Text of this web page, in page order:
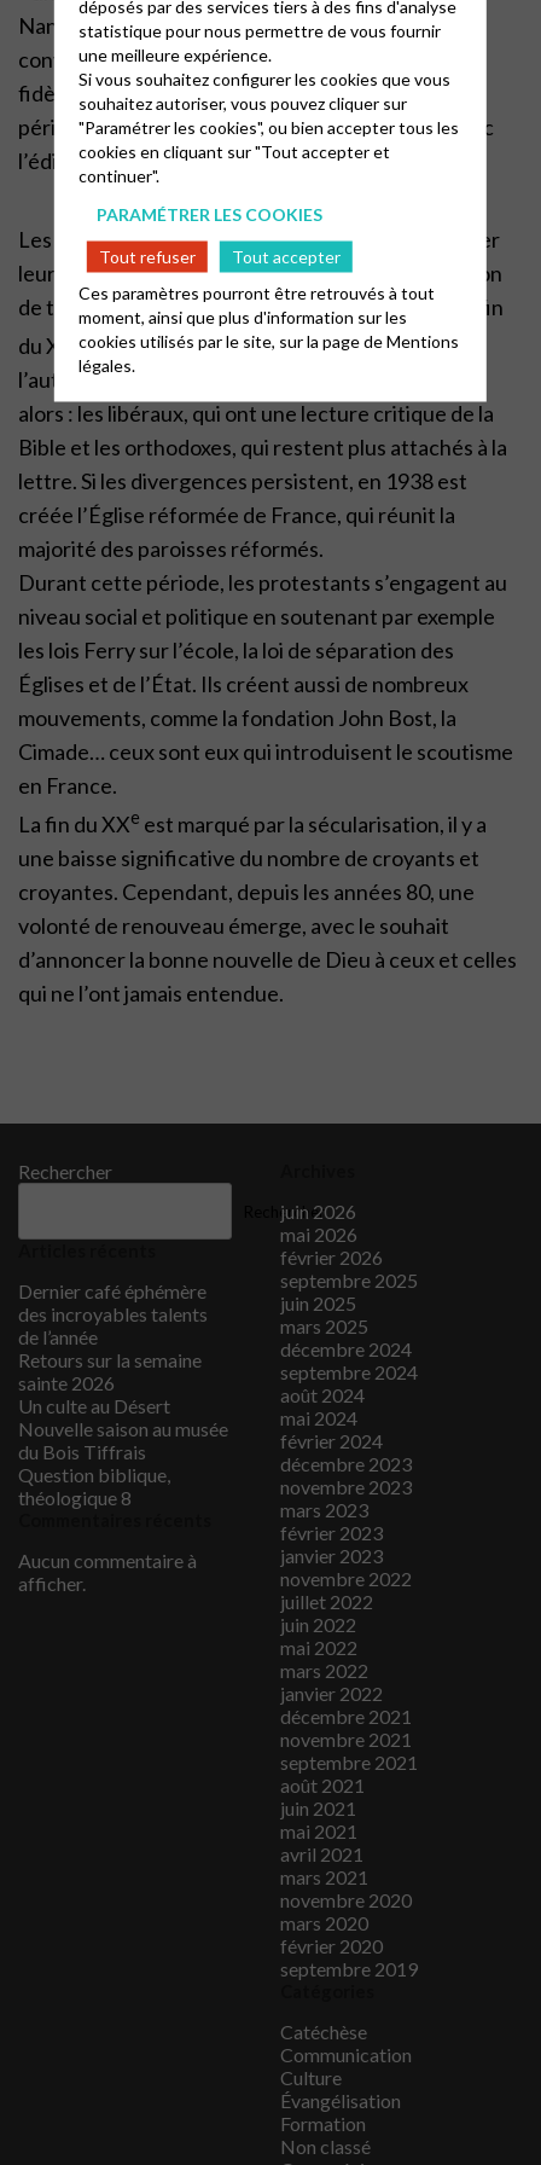
Nantes en 1685. S’en suit des persécutions, des
conversions forcées ou l’exil. En certains lieux, les
fidèles continuent de célébrer leur culte, c’est la
période du désert. Celle ci dure jusqu’en 1787 avec
l’édit de tolérance signé par Louis XVI.
Les protestants ont de nouveau le droit de célébrer
leur culte, c’est alors une période de reconstruction
de temple, de réimplantation de communauté. La fin
du XIXeest marquée par les débats autour de
l’autorité des Écritures. Deux courants émergent
alors : les libéraux, qui ont une lecture critique de la
Bible et les orthodoxes, qui restent plus attachés à la
lettre. Si les divergences persistent, en 1938 est
créée l’Église réformée de France, qui réunit la
majorité des paroisses réformés.
Durant cette période, les protestants s’engagent au
niveau social et politique en soutenant par exemple
les lois Ferry sur l’école, la loi de séparation des
Églises et de l’État. Ils créent aussi de nombreux
mouvements, comme la fondation John Bost, la
Cimade… ceux sont eux qui introduisent le scoutisme
en France.
La fin du XXe est marqué par la sécularisation, il y a
une baisse significative du nombre de croyants et
croyantes. Cependant, depuis les années 80, une
volonté de renouveau émerge, avec le souhait
d’annoncer la bonne nouvelle de Dieu à ceux et celles
qui ne l’ont jamais entendue.
Rechercher
Rechercher
Dernier café éphémère
des incroyables talents
de l’année
Retours sur la semaine
sainte 2026
Un culte au Désert
Nouvelle saison au musée
du Bois Tiffrais
Question biblique,
théologique 8
Aucun commentaire à
afficher.
juin 2026
mai 2026
février 2026
septembre 2025
juin 2025
mars 2025
décembre 2024
septembre 2024
août 2024
mai 2024
février 2024
décembre 2023
novembre 2023
mars 2023
février 2023
janvier 2023
novembre 2022
juillet 2022
juin 2022
mai 2022
mars 2022
janvier 2022
décembre 2021
novembre 2021
septembre 2021
août 2021
juin 2021
mai 2021
avril 2021
mars 2021
novembre 2020
mars 2020
février 2020
septembre 2019
Catéchèse
Communication
Culture
Évangélisation
Formation
Non classé
déposés par des services tiers à des fins d'analyse
statistique pour nous permettre de vous fournir
une meilleure expérience.
Si vous souhaitez configurer les cookies que vous
souhaitez autoriser, vous pouvez cliquer sur
"Paramétrer les cookies", ou bien accepter tous les
cookies en cliquant sur "Tout accepter et
continuer".
PARAMÉTRER LES COOKIES
Tout refuser
Tout accepter
Ces paramètres pourront être retrouvés à tout
moment, ainsi que plus d'information sur les
cookies utilisés par le site, sur la page deMentions
légales.